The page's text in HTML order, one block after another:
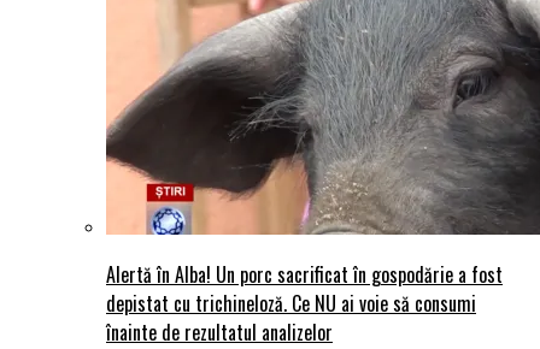
Alertă în Alba! Un porc sacrificat în gospodărie a fost
depistat cu trichineloză. Ce NU ai voie să consumi
înainte de rezultatul analizelor